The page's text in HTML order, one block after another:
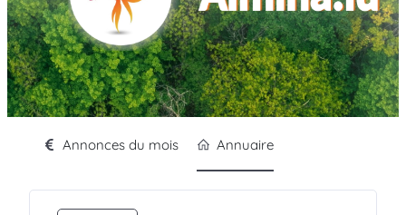
Annonces du mois Annuaire